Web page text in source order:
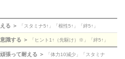
る ＞ 「スタミナ5↑」「根性5↑」「絆5↑」
識する ＞ 「ヒント1↑（先駆け）※」「絆5↑」
張って耐える ＞
「体力10減少」「スタミナ